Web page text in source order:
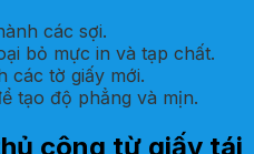
các sợi.
bỏ mực in và tạp chất.
các tờ giấy mới.
tạo độ phẳng và mịn.
công từ giấy tái